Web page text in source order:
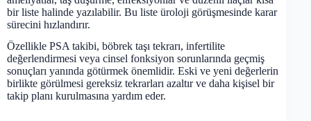
bir liste halinde yazılabilir. Bu liste üroloji görüşmesinde karar
sürecini hızlandırır.
Özellikle PSA takibi, böbrek taşı tekrarı, infertilite
değerlendirmesi veya cinsel fonksiyon sorunlarında geçmiş
sonuçları yanında götürmek önemlidir. Eski ve yeni değerlerin
birlikte görülmesi gereksiz tekrarları azaltır ve daha kişisel bir
takip planı kurulmasına yardım eder.